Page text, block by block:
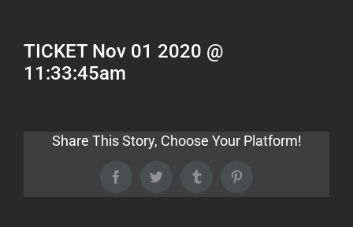
TICKET Nov 01 2020 @
11:33:45am
Share This Story, Choose Your Platform!
FacebookTwitter Tumblr